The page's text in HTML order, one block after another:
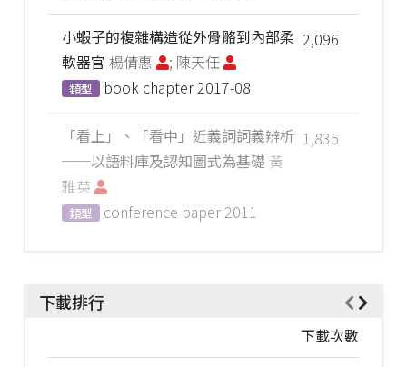
2,096
小蝦子的複雜構造從外骨骼到內部柔
軟器官 楊倩惠 ; 陳天任
類型 book chapter2017-08
1,835
「看上」、「看中」近義詞詞義辨析
──以語料庫及認知圖式為基礎 黃
雅英
類型 conference paper2011
下載排行
下載次數